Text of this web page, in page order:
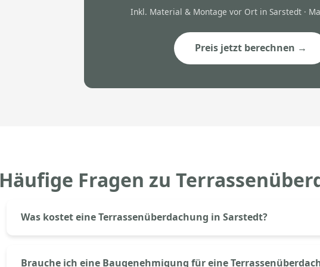
Inkl. Material & Montage vor Ort in Sarstedt ·
Preis jetzt berechnen →
Häufige Fragen zu
Was kostet eine Terrassenüberdachung in Sarstedt?
Der genaue Preis hängt von Größe (Breite × Tiefe), Dacheindeckung
Brauche ich eine Baugenehmigung für eine